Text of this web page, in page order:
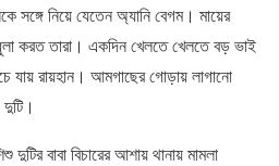
সঙ্গে নিয়ে যেতেন অ্যানি বেগম। মায়ের
করত তারা। একদিন খেলতে খেলতে বড় ভাই
যায় রায়হান। আমগাছের গোড়ায় লাগানো
বাবা বিচারের আশায় থানায় মামলা